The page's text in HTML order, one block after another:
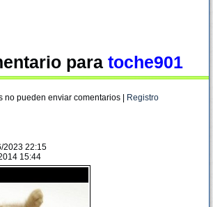
para toche901
no pueden enviar comentarios | Registro
2023 22:15
15:44